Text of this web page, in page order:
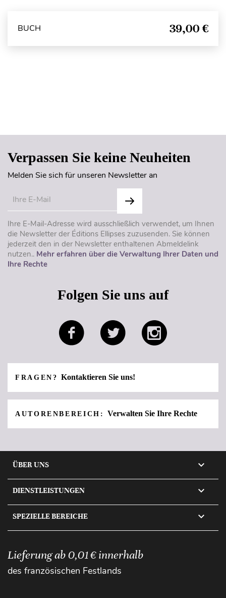
BUCH 39,00 €
Verpassen Sie keine Neuheiten
Melden Sie sich für unseren Newsletter an
Ihre E-Mail-Adresse wird ausschließlich verwendet, um Ihnen
die Newsletter der Éditions Ellipses zuzusenden. Sie können
jederzeit den in der Newsletter enthaltenen Abmeldelink
nutzen.. Mehr erfahren über die Verwaltung Ihrer Daten und
Ihre Rechte
Folgen Sie uns auf
FRAGEN?Kontaktieren Sie uns!
AUTORENBEREICH:Verwalten Sie Ihre Rechte
ÜBER UNS 
DIENSTLEISTUNGEN 
SPEZIELLE BEREICHE 
Lieferung ab 0,01 € innerhalb
des französischen Festlands